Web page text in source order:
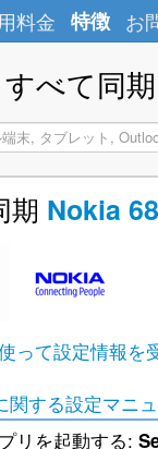
料金 特徴 お
すべて同
期 Nokia
って設定情報を
関する設定マニ
リを起動する: